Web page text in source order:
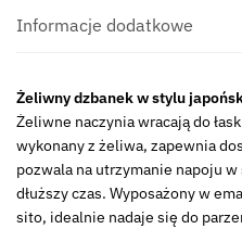
Cast
teapot
1,25L
GIFT
ONE
GREY
Informacje dodatkowe
Żeliwny dzbanek w stylu
Żeliwne naczynia wracają do
wykonany z żeliwa, zapewnia
pozwala na utrzymanie napoju
dłuższy czas. Wyposażony w
sito, idealnie nadaje się do